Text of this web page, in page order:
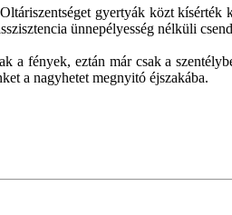
gyertyák közt
ünnepélyesség nélküli
a fények, eztán már csak a
a nagyhetet megnyitó éjszakába.